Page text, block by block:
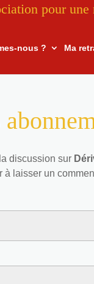
pour une
nous ? Ma
discussion sur
à laisser un